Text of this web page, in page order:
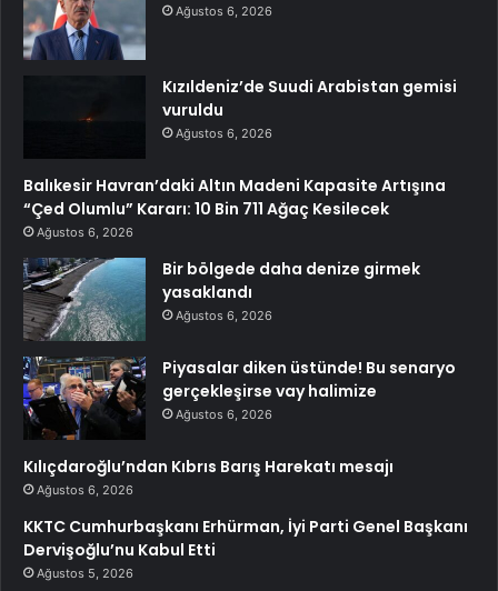
Ağustos 6, 2026
Kızıldeniz’de Suudi Arabistan gemisi
vuruldu
Ağustos 6, 2026
Balıkesir Havran’daki Altın Madeni Kapasite Artışına
“Çed Olumlu” Kararı: 10 Bin 711 Ağaç Kesilecek
Ağustos 6, 2026
Bir bölgede daha denize girmek
yasaklandı
Ağustos 6, 2026
Piyasalar diken üstünde! Bu senaryo
gerçekleşirse vay halimize
Ağustos 6, 2026
Kılıçdaroğlu’ndan Kıbrıs Barış Harekatı mesajı
Ağustos 6, 2026
KKTC Cumhurbaşkanı Erhürman, İyi Parti Genel Başkanı
Dervişoğlu’nu Kabul Etti
Ağustos 5, 2026